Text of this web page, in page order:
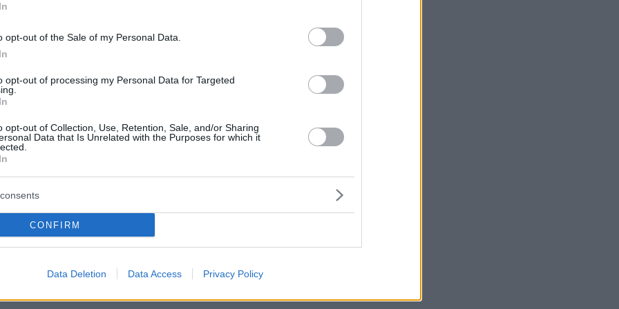
opt-out of the Sale of my Personal Data.
opt-out of processing my Personal Data for Targeted
opt-out of Collection, Use, Retention, Sale, and/or Sharing
Data that Is Unrelated with the Purposes for which it
CONFIRM
Data Deletion Data Access Privacy Policy
η υποβολή προτάσεων για την εφαρμογή των
εκλογικής νομοθεσίας
Αλλαγής: Συγκρότηση
για την προστασία της
κατοικίας ζητά η Φώφη
απέστειλε επιστολή απευθυνόμενη σε όλα τα
στους αρχηγούς τους για τη συγκρότηση
του Πτωχευτικού Δικαίου των Φυσικών